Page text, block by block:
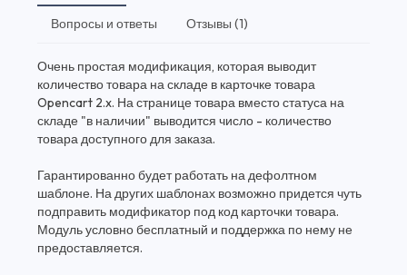
Вопросы и ответы Отзывы (1)
Очень простая модификация, которая выводит
количество товара на складе в карточке товара
Opencart 2.x. На странице товара вместо статуса на
складе "в наличии" выводится число - количество
товара доступного для заказа.
Гарантированно будет работать на дефолтном
шаблоне. На других шаблонах возможно придется чуть
подправить модификатор под код карточки товара.
Модуль условно бесплатный и поддержка по нему не
предоставляется.